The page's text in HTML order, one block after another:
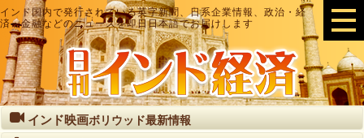
インド国内で発行されている英字新聞、日系企業情報、政治・経
済・金融などのニュースを即日日本語でお届けします
インド映画ボリウッド最新情報